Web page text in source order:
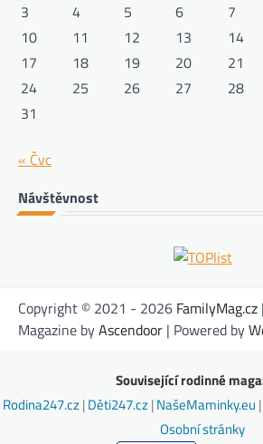
3
4 5 6 7
10
11 12 13 14
17
18 19 20 21
24
25 26 27 28
31
« Čvc
Návštěvnost
Copyright © 2021 - 2026 FamilyMag.cz
Magazine byAscendoor | Powered by
Související rodinné
Rodina247.cz|Děti247.cz|NašeMaminky.eu |
Osobní stránky